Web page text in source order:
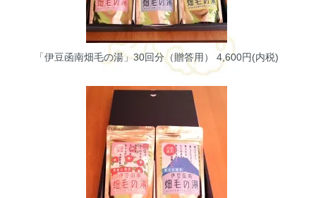
「伊豆函南畑毛の湯」30回分（贈答用） 4,600円(内税)